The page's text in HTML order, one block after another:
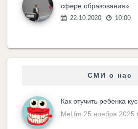
сфере образования»
22.10.2020 10:00
СМИ о нас
Как отучить ребенка
Mel.fm 25 ноября 2025